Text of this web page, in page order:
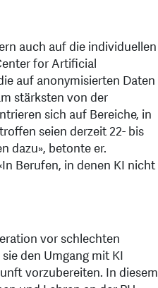
auch auf die individuellen
for Artificial
auf anonymisierten Daten
stärksten von der
sich auf Bereiche, in
seien derzeit 22- bis
dazu», betonte er.
Berufen, in denen KI nicht
vor schlechten
den Umgang mit KI
vorzubereiten. In diesem